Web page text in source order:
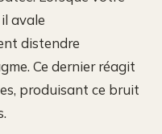
avale
distendre
Ce dernier réagit
produisant ce bruit